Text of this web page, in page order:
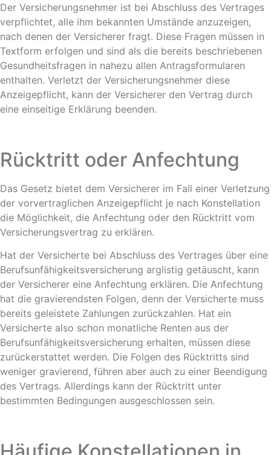
Der Versicherungsnehmer ist bei Abschluss des Vertrages
verpflichtet, alle ihm bekannten Umstände anzuzeigen,
nach denen der Versicherer fragt. Diese Fragen müssen in
Textform erfolgen und sind als die bereits beschriebenen
Gesundheitsfragen in nahezu allen Antragsformularen
enthalten. Verletzt der Versicherungsnehmer diese
Anzeigepflicht, kann der Versicherer den Vertrag durch
eine einseitige Erklärung beenden.
Rücktritt oder Anfechtung
Das Gesetz bietet dem Versicherer im Fall einer Verletzung
der vorvertraglichen Anzeigepflicht je nach Konstellation
die Möglichkeit, die Anfechtung oder den Rücktritt vom
Versicherungsvertrag zu erklären.
Hat der Versicherte bei Abschluss des Vertrages über eine
Berufsunfähigkeitsversicherung arglistig getäuscht, kann
der Versicherer eine Anfechtung erklären. Die Anfechtung
hat die gravierendsten Folgen, denn der Versicherte muss
bereits geleistete Zahlungen zurückzahlen. Hat ein
Versicherte also schon monatliche Renten aus der
Berufsunfähigkeitsversicherung erhalten, müssen diese
zurückerstattet werden. Die Folgen des Rücktritts sind
weniger gravierend, führen aber auch zu einer Beendigung
des Vertrags. Allerdings kann der Rücktritt unter
bestimmten Bedingungen ausgeschlossen sein.